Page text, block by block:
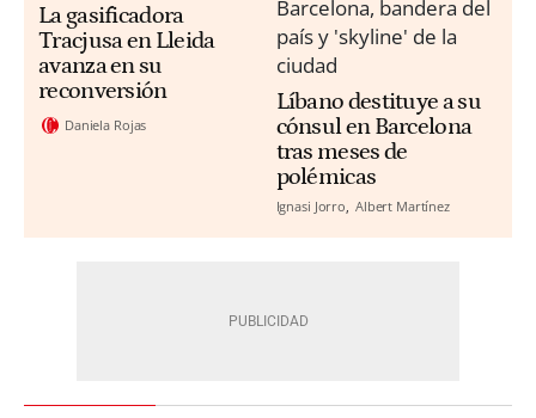
La gasificadora
Tracjusa en Lleida
avanza en su
reconversión
Daniela Rojas
Líbano destituye a su
cónsul en Barcelona
tras meses de
polémicas
Ignasi Jorro Albert Martínez